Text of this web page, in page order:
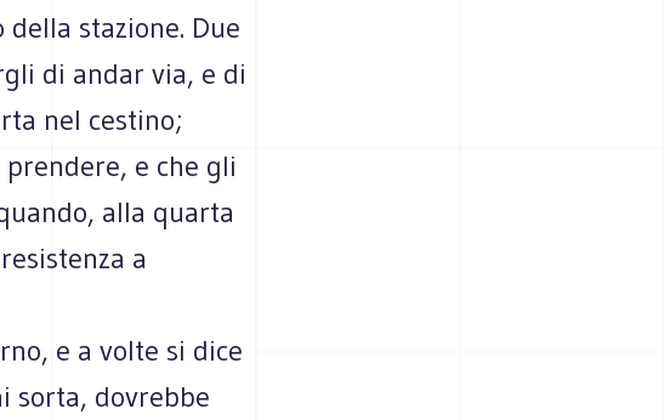
stazione. Due
di andar via, e di
nel cestino;
e che gli
alla quarta
a
e a volte si dice
sorta, dovrebbe